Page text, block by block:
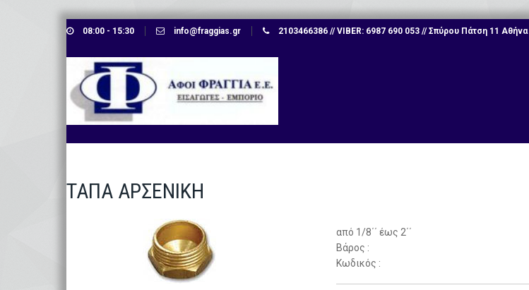
Skip
content
08:00 - 15:30 info@fraggias.gr 2103466386 // VIBER: 6987 690 053 // Σπύρου Πάτση 11 Αθήνα
ΤΑΠΑ ΑΡΣΕΝΙΚΗ
από 1/8΄΄ έως 2΄΄
Βάρος :
Κωδικός :